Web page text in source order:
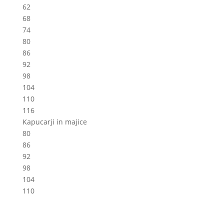
62
68
74
80
86
92
98
104
110
116
Kapucarji in majice
80
86
92
98
104
110